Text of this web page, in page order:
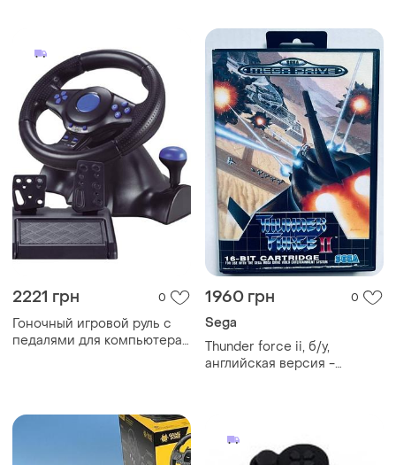
2221 грн 0
Гоночный игровой руль с
педалями для компьютера
1960 грн 0
Sega
Thunder force ii, б/у,
английская версия -